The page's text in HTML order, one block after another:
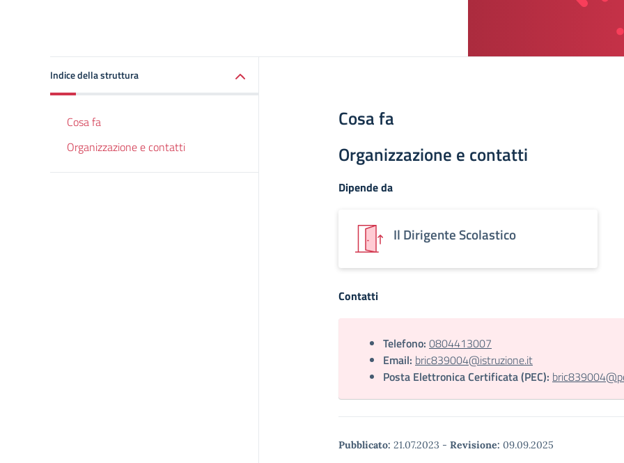
Indice della struttura
Cosa fa
Organizzazione e contatti
Cosa fa
Organizzazione e contatti
Dipende da
Il Dirigente Scolastico
Contatti
Telefono: 0804413007
Email: bric839004@istruzione.it
Posta Elettronica Certificata (PEC):
Pubblicato: 21.07.2023 - Revisione: 09.09.2025